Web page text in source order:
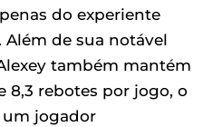
do experiente
de sua notável
também mantém
8,3 rebotes por jogo, o
jogador